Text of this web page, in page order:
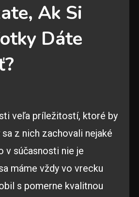
Ak Si
Dáte
veľa príležitostí, ktoré by
z nich zachovali nejaké
v súčasnosti nie je
máme vždy vo vrecku
s pomerne kvalitnou